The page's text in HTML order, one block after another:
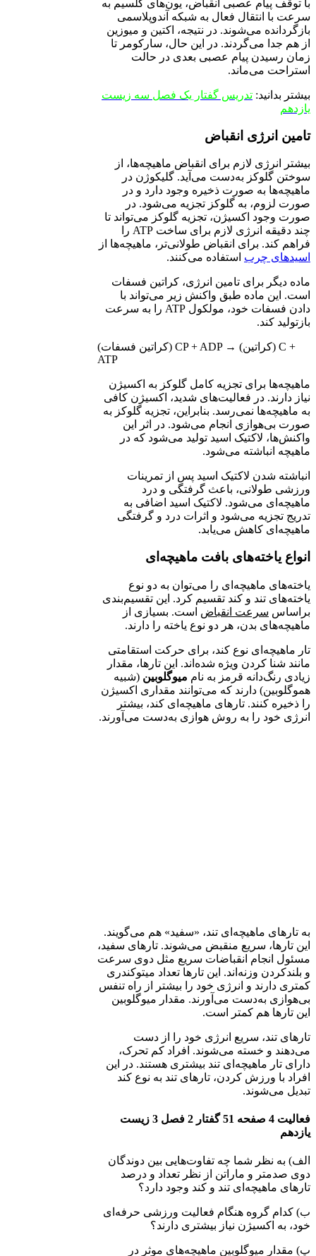
با توقف پیام عصبی انقباض، یون‌های کلسیم به
سرعت با انتقال فعال به شبکه آندوپلاسمی
بازگردانده می‌شوند. در نتیجه، اکتین و میوزین
از هم جدا می‌گردند. در این حال، سارکومر تا
زمان رسیدن پیام عصبی بعدی در حالت
استراحت می‌ماند.
بیشتر بدانید: تدریس گفتار یک فصل سه زیست
یازدهم
تامین انرژی انقباض
بیشتر انرژی لازم برای انقباض ماهیچه‌ها، از
سوختن گلوکز به‌دست می‌آید. گلیکوژن در
ماهیچه‌ها به صورت ذخیره وجود دارد و در
صورت لزوم، به گلوکز تجزیه می‌شود. در
صورت وجود اکسیژن، تجزیه گلوکز می‌تواند تا
چند دقیقه انرژی لازم برای ساخت ATP را
فراهم کند. برای انقباض طولانی‌تر، ماهیچه‌ها از
اسیدهای چرب استفاده می‌کنند.
ماده دیگر برای تامین انرژی، کراتین فسفات
است. این ماده طبق واکنش زیر می‌تواند با
دادن فسفات خود، مولکول ATP را به سرعت
بازتولید کند.
(کراتین فسفات) CP + ADP → (کراتین) C +
ATP
ماهیچه‌ها برای تجزیه کامل گلوکز به اکسیژن
نیاز دارند. در فعالیت‌های شدید، اکسیژن کافی
به ماهیچه‌ها نمی‌رسد. بنابراین، تجزیه گلوکز به
صورت بی‌هوازی انجام می‌شود. در اثر این
واکنش‌ها، لاکتیک اسید تولید می‌شود که در
ماهیچه انباشته می‌شود.
انباشته شدن لاکتیک اسید پس از تمرینات
ورزشی طولانی، باعث گرفتگی و درد
ماهیچه‌ای می‌شود. لاکتیک اسید اضافی به
تدریج تجزیه می‌شود و اثرات درد و گرفتگی
ماهیچه‌ای کاهش می‌یابد.
انواع یاخته‌های بافت ماهیچه‌ای
یاخته‌های ماهیچه‌ای را می‌توان به دو نوع
یاخته‌های تند و کند تقسیم کرد. این تقسیم‌بندی
براساس سرعت انقباض است. بسیازی از
ماهیچه‌های بدن، هر دو نوع یاخته را دارند.
تار ماهیچه‌ای نوع کند، برای حرکت استقامتی
مانند شنا کردن ویژه شده‌اند. این تارها، مقدار
زیادی رنگ‌دانه قرمز به نام میوگلوبین (شبیه
هموگلوبین) دارند که می‌توانند مقداری اکسیژن
را ذخیره کنند. تارهای ماهیچه‌ای کند، بیشتر
انرژی خود را به روش هوازی به‌دست می‌آورند.
به تارهای ماهیچه‌ای تند، «سفید» هم می‌گویند.
این تارها، سریع منقبض می‌شوند. تارهای سفید،
مسئول انجام انقباضات سریع مثل دوی سرعت
و بلندکردن وزنه‌اند. این تارها تعداد میتوکندری
کمتری دارند و انرژی خود را بیشتر از راه تنفس
بی‌هوازی به‌دست می‌آورند. مقدار میوگلوبین
این تارها هم کمتر است.
تارهای تند، سریع انرژی خود را از دست
می‌دهند و خسته می‌شوند. افراد کم تحرک،
دارای تار ماهیچه‌ای تند بیشتری هستند. در این
افراد با ورزش کردن، تارهای تند به نوع کند
تبدیل می‌شوند.
فعالیت 4 صفحه 51 گفتار 2 فصل 3 زیست
یازدهم
الف) به نظر شما چه تفاوت‌هایی بین دوندگان
دوی صدمتر و ماراتن از نظر تعداد و درصد
تارهای ماهیچه‌ای تند و کند وجود دارد؟
ب) کدام گروه هنگام فعالیت ورزشی حرفه‌ای
خود، به اکسیژن نیاز بیشتری دارند؟
پ) مقدار میوگلوبین ماهیچه‌های موثر در